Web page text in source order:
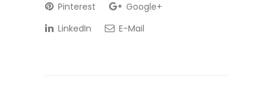
Pinterest
Google+
LinkedIn
E-Mail